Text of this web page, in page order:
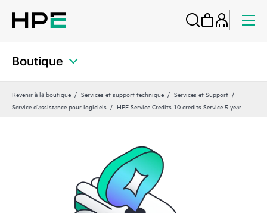
Boutique
Revenir à la boutique Services et support technique
Services et Support
Service d’assistance pour logiciels
HPE Service Credits 10 credits Service 5 year